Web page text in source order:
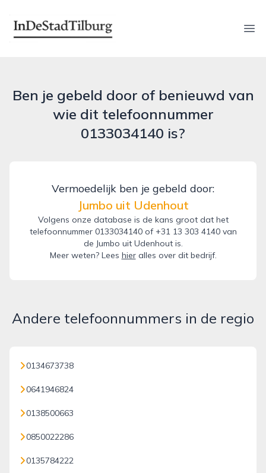
indestadtilburg.nl
Ben je gebeld door of benieuwd van
wie dit telefoonnummer
0133034140 is?
Vermoedelijk ben je gebeld door:
Jumbo uit Udenhout
Volgens onze database is de kans groot dat het
telefoonnummer 0133034140 of +31 13 303 4140 van
de Jumbo uit Udenhout is.
Meer weten? Lees hieralles over dit bedrijf.
Andere telefoonnummers in de regio
0134673738
0641946824
0138500663
0850022286
0135784222